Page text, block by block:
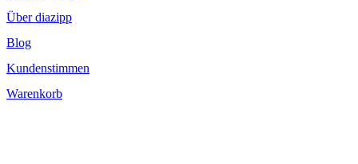
Über diazipp
Blog
Kundenstimmen
Warenkorb